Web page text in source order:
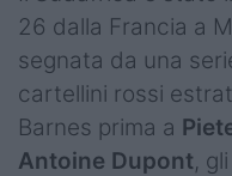
26 dalla Francia a
segnata da una
cartellini rossi
Barnes prima a
Antoine Dupont, gli